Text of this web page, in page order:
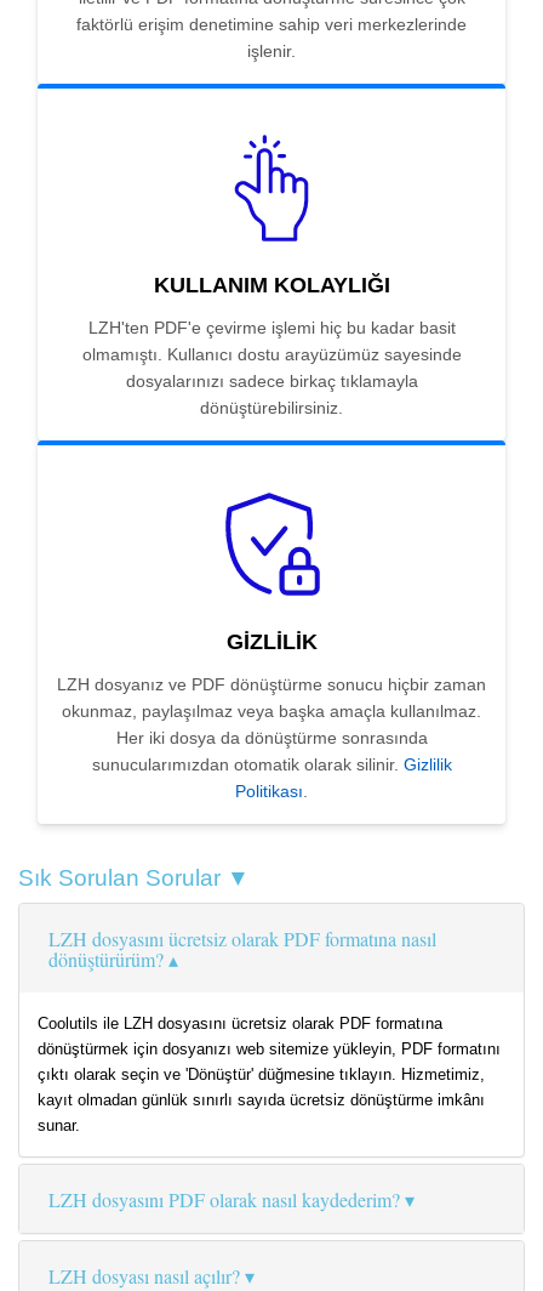
faktörlü erişim denetimine sahip veri merkezlerinde
işlenir.
KULLANIM KOLAYLIĞI
LZH'ten PDF'e çevirme işlemi hiç bu kadar basit
olmamıştı. Kullanıcı dostu arayüzümüz sayesinde
dosyalarınızı sadece birkaç tıklamayla
dönüştürebilirsiniz.
GIZLILIK
LZH dosyanız ve PDF dönüştürme sonucu hiçbir zaman
okunmaz, paylaşılmaz veya başka amaçla kullanılmaz.
Her iki dosya da dönüştürme sonrasında
sunucularımızdan otomatik olarak silinir. Gizlilik
Politikası
Sık Sorulan Sorular ▼
LZH dosyasını ücretsiz olarak PDF formatına nasıl
dönüştürürüm?
Coolutils ile LZH dosyasını ücretsiz olarak PDF formatına
dönüştürmek için dosyanızı web sitemize yükleyin, PDF formatını
çıktı olarak seçin ve 'Dönüştür' düğmesine tıklayın. Hizmetimiz,
kayıt olmadan günlük sınırlı sayıda ücretsiz dönüştürme imkânı
sunar.
LZH dosyasını PDF olarak nasıl kaydederim?
LZH dosyası nasıl açılır?